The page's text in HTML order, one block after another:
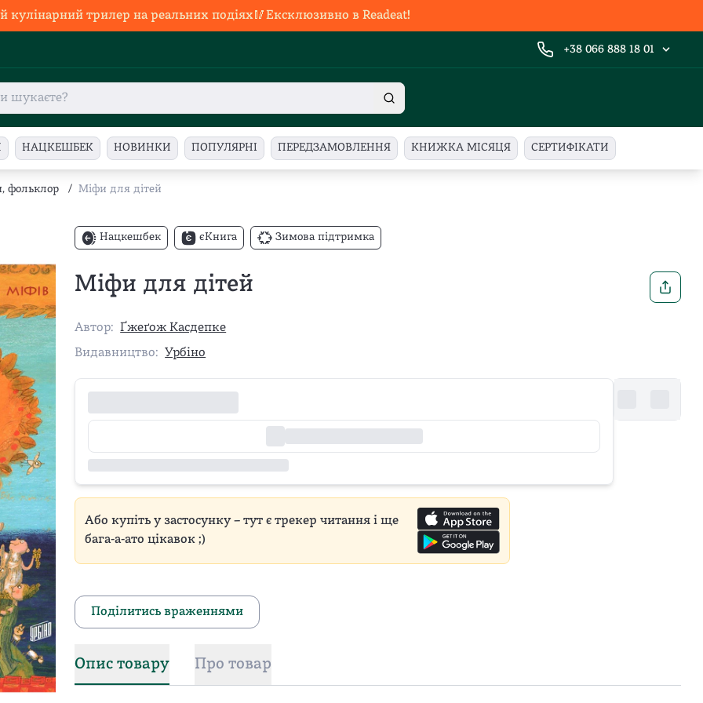
кулінарний трилер на реальних подіях🥢Ексклюзивно в Readeat!
+38 066 888 18 01
НАЦКЕШБЕК НОВИНКИ ПОПУЛЯРНІ ПЕРЕДЗАМОВЛЕННЯ КНИЖКА МІСЯЦЯ СЕРТИФІКАТИ
фольклор / Міфи для дітей
Нацкешбек єКнига Зимова підтримка
Міфи для дітей
Автор: Ґжеґож Касдепке
Видавництво:
Урбіно
Або купіть у застосунку – тут є трекер читання і ще
бага-а-ато цікавок ;)
Поділитись враженнями
Опис товару Про товар